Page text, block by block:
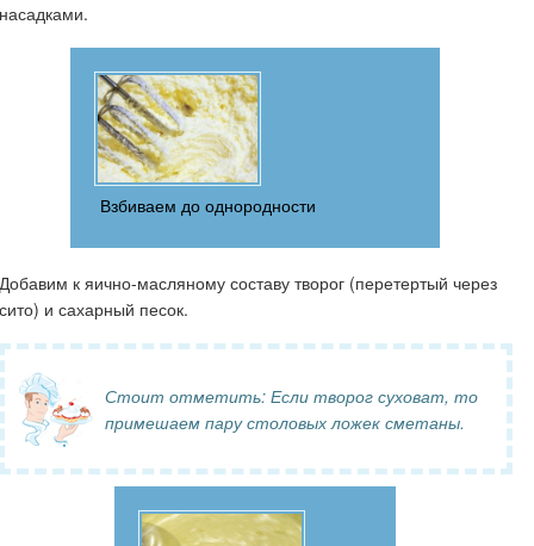
насадками.
Взбиваем до однородности
Добавим к яично-масляному составу творог (перетертый через
сито) и сахарный песок.
Стоит отметить: Если творог суховат, то
примешаем пару столовых ложек сметаны.